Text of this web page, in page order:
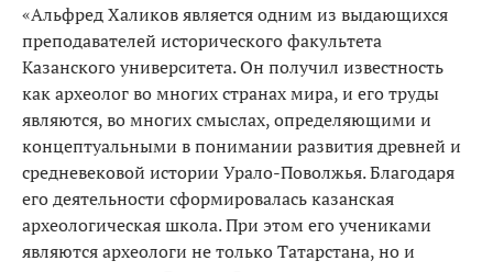
«Альфред Халиков является одним из выдающихся
преподавателей исторического факультета
Казанского университета. Он получил известность
как археолог во многих странах мира, и его труды
являются, во многих смыслах, определяющими и
концептуальными в понимании развития древней и
средневековой истории Урало-Поволжья. Благодаря
его деятельности сформировалась казанская
археологическая школа. При этом его учениками
являются археологи не только Татарстана, но и